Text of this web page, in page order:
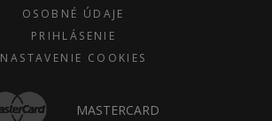
OSOBNÉ ÚDAJE
PRIHLÁSENIE
NASTAVENIE COOKIES
MASTERCARD